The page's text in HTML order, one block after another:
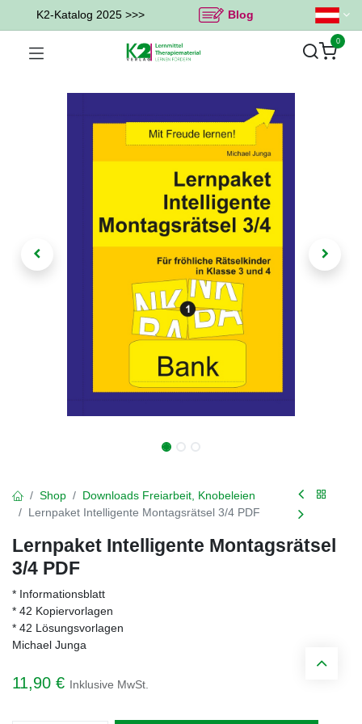
K2-Katalog 2025 >>> Blog
0
Shop
Downloads Freiarbeit, Knobeleien
Lernpaket Intelligente Montagsrätsel 3/4 PDF
Lernpaket Intelligente Montagsrätsel
3/4 PDF
* Informationsblatt
* 42 Kopiervorlagen
* 42 Lösungsvorlagen
Michael Junga
11,90 € Inklusive MwSt.